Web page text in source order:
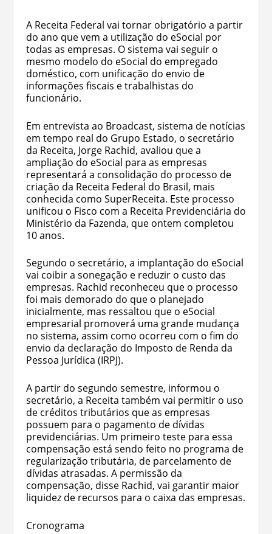
A Receita Federal vai tornar obrigatório a partir
do ano que vem a utilização do eSocial por
todas as empresas. O sistema vai seguir o
mesmo modelo do eSocial do empregado
doméstico, com unificação do envio de
informações fiscais e trabalhistas do
funcionário.
Em entrevista ao Broadcast, sistema de notícias
em tempo real do Grupo Estado, o secretário
da Receita, Jorge Rachid, avaliou que a
ampliação do eSocial para as empresas
representará a consolidação do processo de
criação da Receita Federal do Brasil, mais
conhecida como SuperReceita. Este processo
unificou o Fisco com a Receita Previdenciária do
Ministério da Fazenda, que ontem completou
10 anos.
Segundo o secretário, a implantação do eSocial
vai coibir a sonegação e reduzir o custo das
empresas. Rachid reconheceu que o processo
foi mais demorado do que o planejado
inicialmente, mas ressaltou que o eSocial
empresarial promoverá uma grande mudança
no sistema, assim como ocorreu com o fim do
envio da declaração do Imposto de Renda da
Pessoa Jurídica (IRPJ).
A partir do segundo semestre, informou o
secretário, a Receita também vai permitir o uso
de créditos tributários que as empresas
possuem para o pagamento de dívidas
previdenciárias. Um primeiro teste para essa
compensação está sendo feito no programa de
regularização tributária, de parcelamento de
dívidas atrasadas. A permissão da
compensação, disse Rachid, vai garantir maior
liquidez de recursos para o caixa das empresas.
Cronograma